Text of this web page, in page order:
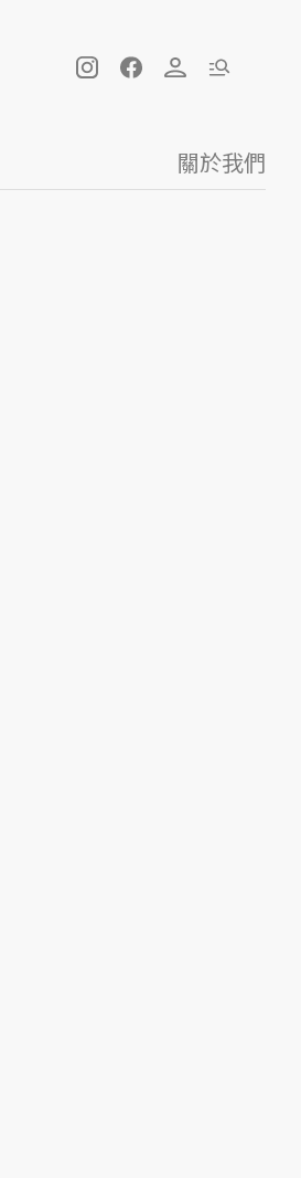
關於我們